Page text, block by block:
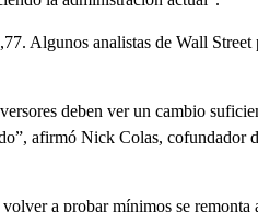
Algunos analistas de Wall Street
deben ver un cambio
afirmó Nick Colas, cofundador
a probar mínimos se remonta